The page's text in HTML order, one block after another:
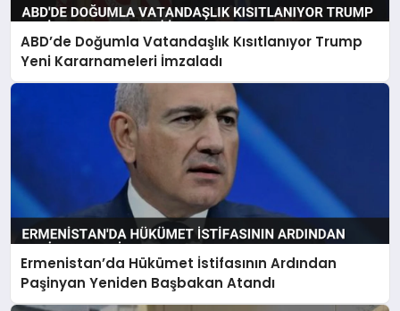
ABD’de Doğumla Vatandaşlık Kısıtlanıyor Trump
Yeni Kararnameleri İmzaladı
Ermenistan’da Hükümet İstifasının Ardından
Paşinyan Yeniden Başbakan Atandı